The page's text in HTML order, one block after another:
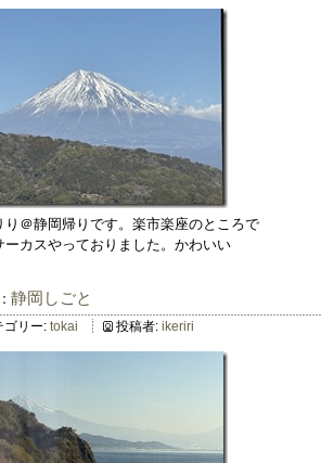
り＠静岡帰りです。楽市楽座のところで
ーカスやっておりました。かわいい
静岡しごと
ゴリー: tokai 投稿者: ikeriri